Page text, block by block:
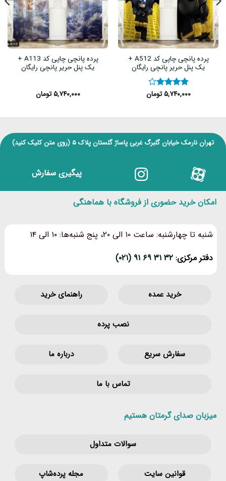
پرده پانچی چاپی کد A512 +
یک پنل حریر پانچی رایگان
نمره۴
۵,۷۴۰,۰۰۰ تومان
پرده پانچی چاپی کد A113 +
یک پنل حریر پانچی رایگان
۵,۷۴۰,۰۰۰ تومان
تهران نارمک خیابان گلبرگ غربی پاساژ گلستان پلاک ۵ (روی متن کلیک کنید)
پیگیری سفارش
امکان خرید حضوری از فروشگاه با هماهنگی
شنبه تا چهارشنبه: ساعت ۱۰ الی ۲۰، پنج شنبه‌ها: ۱۰ الی ۱۴
دفتر مرکزی: ۳۲ ۳۱ ۶۹ ۹۱ (۰۲۱)
خرید عمده راهنمای خرید
نصب پرده
سفارش سریع درباره ما
تماس با ما
میزبان صدای گرمتان هستیم
سوالات متداول
قوانین‌ سایت مجله پرده‌شاپ